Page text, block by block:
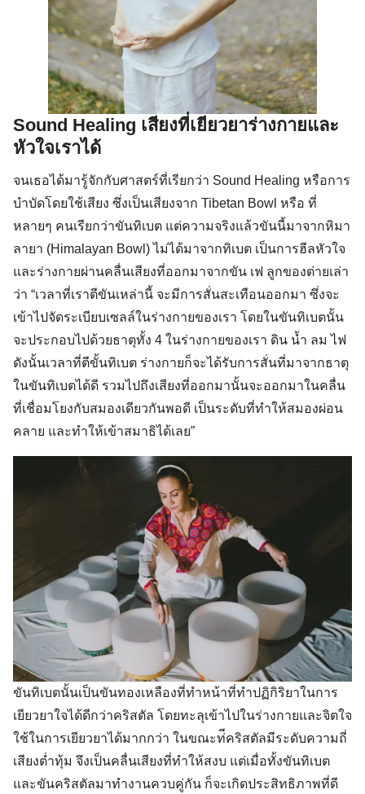
Sound Healing เสียงที่เยียวยาร่างกายและ
หัวใจเราได้
จนเธอได้มารู้จักกับศาสตร์ที่เรียกว่า Sound Healing หรือการ
บำบัดโดยใช้เสียง ซึ่งเป็นเสียงจาก Tibetan Bowl หรือ ที่
หลายๆ คนเรียกว่าขันทิเบต แต่ความจริงแล้วขันนี้มาจากหิมา
ลายา (Himalayan Bowl) ไม่ได้มาจากทิเบต เป็นการฮีลหัวใจ
และร่างกายผ่านคลื่นเสียงที่ออกมาจากขัน เฟ ลูกของต่ายเล่า
ว่า “เวลาที่เราตีขันเหล่านี้ จะมีการสั่นสะเทือนออกมา ซึ่งจะ
เข้าไปจัดระเบียบเซลล์ในร่างกายของเรา โดยในขันทิเบตนั้น
จะประกอบไปด้วยธาตุทั้ง 4 ในร่างกายของเรา ดิน น้ำ ลม ไฟ
ดังนั้นเวลาที่ตีขั้นทิเบต ร่างกายก็จะได้รับการสั่นที่มาจากธาตุ
ในขันทิเบตได้ดี รวมไปถึงเสียงที่ออกมานั้นจะออกมาในคลื่น
ที่เชื่อมโยงกับสมองเดียวกันพอดี เป็นระดับที่ทำให้สมองผ่อน
คลาย และทำให้เข้าสมาธิได้เลย”
ขันทิเบตนั้นเป็นขันทองเหลืองที่ทำหน้าที่ทำปฏิกิริยาในการ
เยียวยาใจได้ดีกว่าคริสตัล โดยทะลุเข้าไปในร่างกายและจิตใจ
ใช้ในการเยียวยาได้มากกว่า ในขณะท่ีคริสตัลมีระดับความถี่
เสียงต่ำทุ้ม จึงเป็นคลื่นเสียงที่ทำให้สงบ แต่เมื่อทั้งขันทิเบต
และขันคริสตัลมาทำงานควบคู่กัน ก็จะเกิดประสิทธิภาพที่ดี